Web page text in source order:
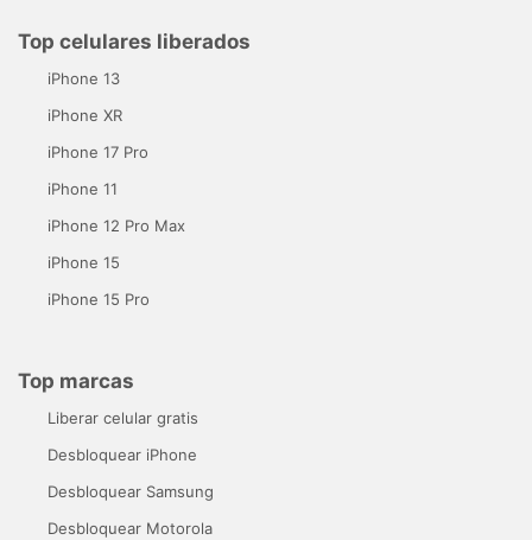
Top celulares liberados
iPhone 13
iPhone XR
iPhone 17 Pro
iPhone 11
iPhone 12 Pro Max
iPhone 15
iPhone 15 Pro
Top marcas
Liberar celular gratis
Desbloquear iPhone
Desbloquear Samsung
Desbloquear Motorola